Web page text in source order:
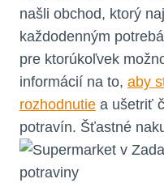
našli obchod, ktorý
každodenným
pre ktorúkoľvek
informácií na to, aby
rozhodnutie a ušetriť
potravín. Šťastné